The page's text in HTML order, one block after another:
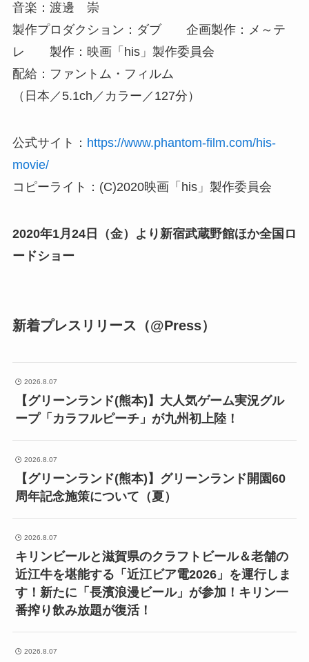
音楽：渡邊 崇
製作プロダクション：ダブ 企画製作：メ～テ
レ 製作：映画「his」製作委員会
配給：ファントム・フィルム
（日本／5.1ch／カラー／127分）
公式サイト： https://www.phantom-film.com/his-
movie/
コピーライト：(C)2020映画「his」製作委員会
2020年1月24日（金）より新宿武蔵野館ほか全国ロ
ードショー
新着プレスリリース（@Press）
2026.8.07
【グリーンランド(熊本)】大人気ゲーム実況グル
ープ「カラフルピーチ」が九州初上陸！
2026.8.07
【グリーンランド(熊本)】グリーンランド開園60
周年記念施策について（夏）
2026.8.07
キリンビールと滋賀県のクラフトビール＆老舗の
近江牛を堪能する「近江ビア電2026」を運行しま
す！新たに「長濱浪漫ビール」が参加！キリン一
番搾り飲み放題が復活！
2026.8.07